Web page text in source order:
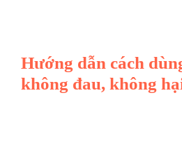
Hướng dẫn cách
không đau, không